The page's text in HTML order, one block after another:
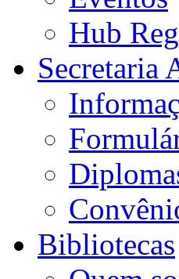
Hub
Secretaria
Bibliotecas